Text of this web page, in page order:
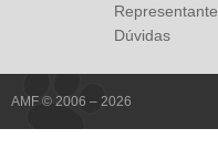
Representante
Dúvidas
AMF © 2006 – 2026